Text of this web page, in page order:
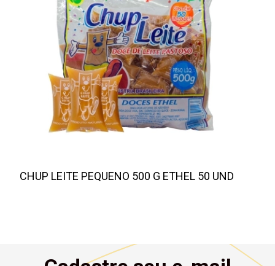
CHUP LEITE PEQUENO 500 G ETHEL 50 UND